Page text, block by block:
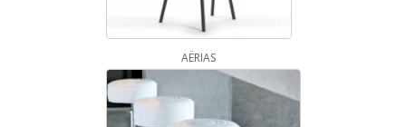
AËRIAS